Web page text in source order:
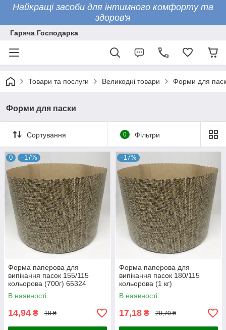
Найкращі засоби для інтимного комфорту та
здоров'я
Гаряча Господарка
Товари та послуги Великодні товари Форми для
Форми для паски
Сортування 0 Фільтри
0 –17%
Форма паперова для
випікання пасок 155/115
кольорова (700г) 65324
В наявності
14,94 ₴ 18 ₴
–17%
Форма паперова для
випікання пасок 180/115
кольорова (1 кг)
В наявності
17,18 ₴ 20,70 ₴